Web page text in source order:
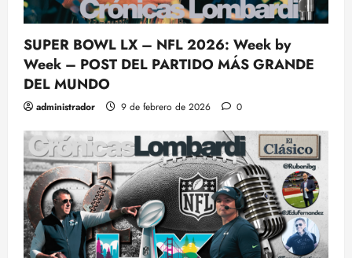
SUPER BOWL LX – NFL 2026: Week by
Week – POST DEL PARTIDO MÁS GRANDE
DEL MUNDO
administrador 9 de febrero de 2026 0